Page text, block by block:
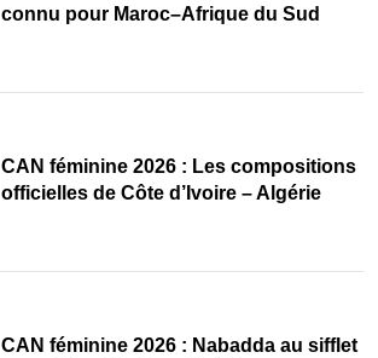
connu pour Maroc–Afrique du Sud
‎CAN féminine 2026 : Les compositions
officielles de Côte d’Ivoire – Algérie
‎CAN féminine 2026 : Nabadda au sifflet